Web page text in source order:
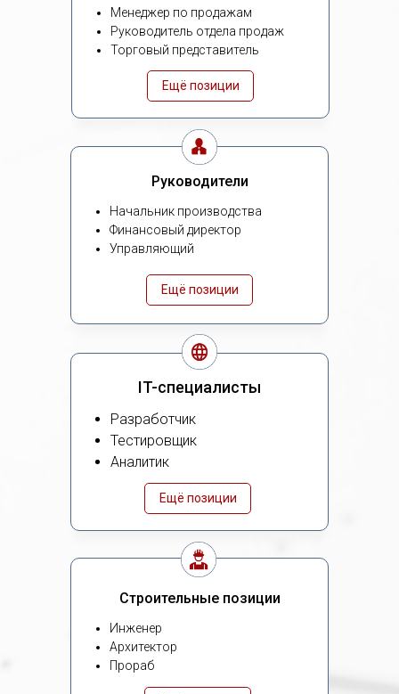
Менеджер по продажам
Руководитель отдела продаж
Торговый представитель
Ещё позиции
Руководители
Начальник производства
Финансовый директор
Управляющий
Ещё позиции
IT-специалисты
Разработчик
Тестировщик
Аналитик
Ещё позиции
Строительные позиции
Инженер
Архитектор
Прораб